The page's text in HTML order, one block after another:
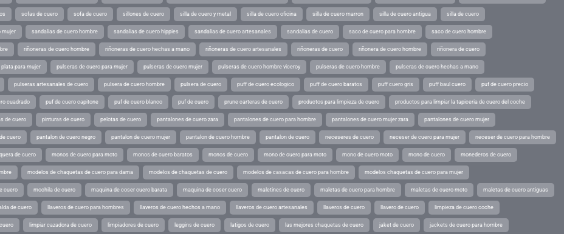
sofas de cuero sofa de cuero sillones de cuero silla de cuero y metal silla de cuero oficina silla de cuero marron silla de cuero antigua silla de cuero
mujer sandalias de cuero hombre sandalias de cuero hippies sandalias de cuero artesanales sandalias de cuero saco de cuero para hombre saco de cuero hombre
riñoneras de cuero hombre riñoneras de cuero hechas a mano riñoneras de cuero artesanales riñoneras de cuero riñonera de cuero hombre riñonera de cuero
para mujer pulseras de cuero para mujer pulseras de cuero mujer pulseras de cuero hombre viceroy pulseras de cuero hombre pulseras de cuero hechas a mano
pulseras artesanales de cuero pulsera de cuero hombre pulsera de cuero puff de cuero ecologico puff de cuero baratos puff cuero gris puff baul cuero puf de cuero precio
cuadrado puf de cuero capitone puf de cuero blanco puf de cuero prune carteras de cuero productos para limpieza de cuero productos para limpiar la tapiceria de cuero del coche
de cuero pinturas de cuero pelotas de cuero pantalones de cuero zara pantalones de cuero para hombre pantalones de cuero mujer zara pantalones de cuero mujer
cuero pantalon de cuero negro pantalon de cuero mujer pantalon de cuero hombre pantalon de cuero neceseres de cuero neceser de cuero para mujer neceser de cuero para hombre
de cuero monos de cuero para moto monos de cuero baratos monos de cuero mono de cuero para moto mono de cuero moto mono de cuero monederos de cuero
modelos de chaquetas de cuero para dama modelos de chaquetas de cuero modelos de casacas de cuero para hombre modelos chaquetas de cuero para mujer
cuero mochila de cuero maquina de coser cuero barata maquina de coser cuero maletines de cuero maletas de cuero para hombre maletas de cuero moto maletas de cuero antiguas
de cuero llaveros de cuero para hombres llaveros de cuero hechos a mano llaveros de cuero artesanales llaveros de cuero llavero de cuero limpieza de cuero coche
limpiar cazadora de cuero limpiadores de cuero leggins de cuero latigos de cuero las mejores chaquetas de cuero jaket de cuero jackets de cuero para hombre